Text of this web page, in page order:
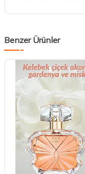
Benzer Ürünler